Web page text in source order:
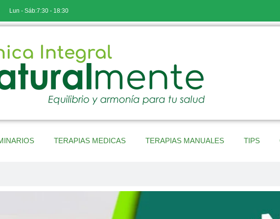
Lun - Sáb:7:30 - 18:30
TERAPIAS MEDICAS TERAPIAS MANUALES TIPS